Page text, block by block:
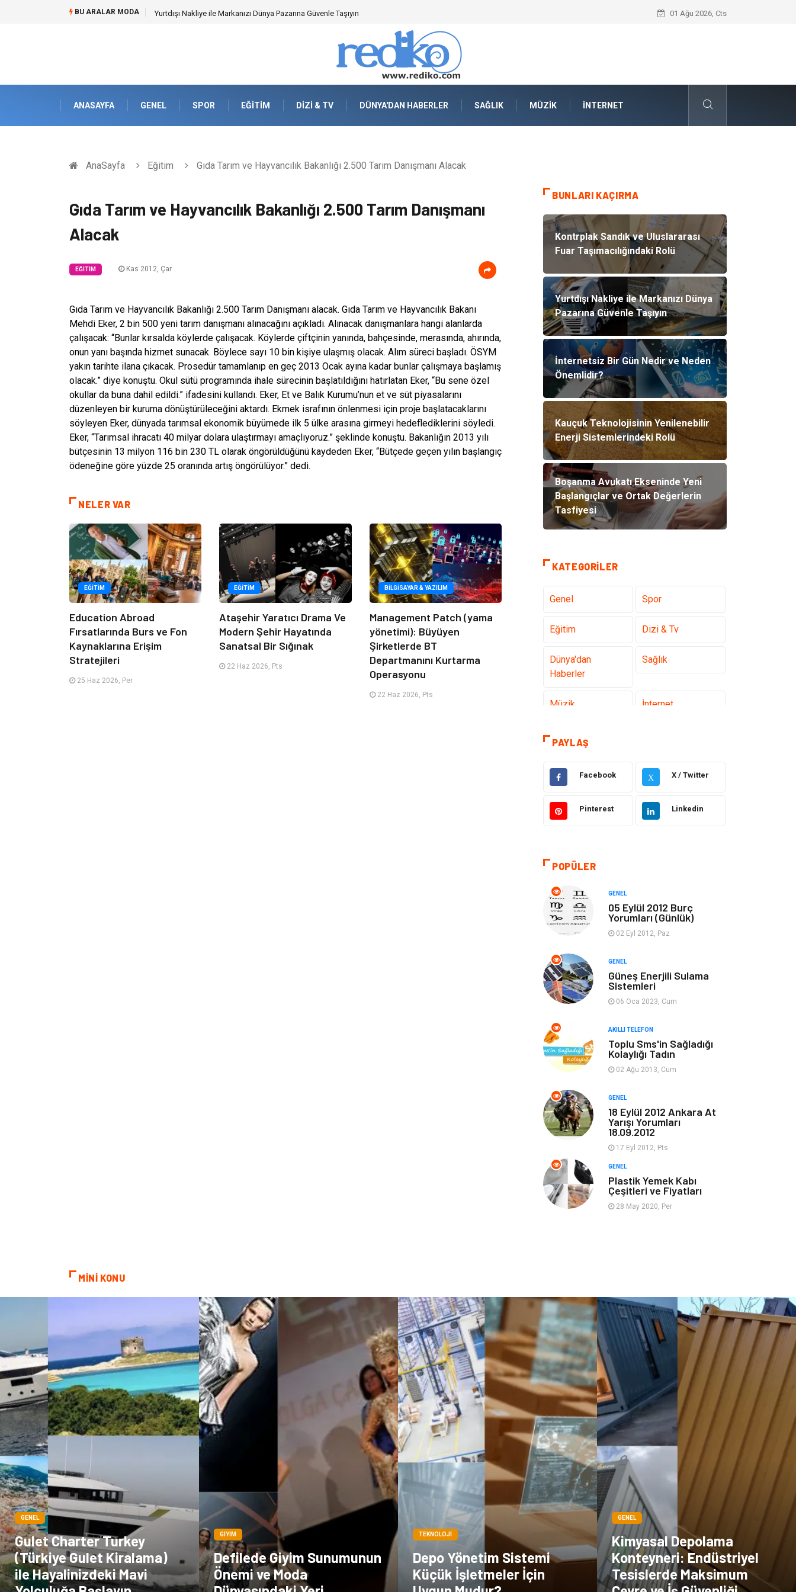
BU ARALAR MODA Yurtdışı Nakliye ile Markanızı Dünya Pazarına Güvenle Taşıyın İnternetsiz Bir Gün Nedir ve Neden
01 Ağu 2026, Cts
ANASAYFA GENEL SPOR EĞITIM DIZI & TV DÜNYA'DAN HABERLER SAĞLIK MÜZIK İNTERNET
AnaSayfa Eğitim Gıda Tarım ve Hayvancılık Bakanlığı 2.500 Tarım Danışmanı Alacak
Gıda Tarım ve Hayvancılık Bakanlığı 2.500 Tarım Danışmanı
Alacak
EĞITIM Kas 2012, Çar
Gıda Tarım ve Hayvancılık Bakanlığı 2.500 Tarım Danışmanı alacak. Gıda Tarım ve Hayvancılık Bakanı
Mehdi Eker, 2 bin 500 yeni tarım danışmanı alınacağını açıkladı. Alınacak danışmanlara hangi alanlarda
çalışacak: “Bunlar kırsalda köylerde çalışacak. Köylerde çiftçinin yanında, bahçesinde, merasında, ahırında,
onun yanı başında hizmet sunacak. Böylece sayı 10 bin kişiye ulaşmış olacak. Alım süreci başladı. ÖSYM
yakın tarihte ilana çıkacak. Prosedür tamamlanıp en geç 2013 Ocak ayına kadar bunlar çalışmaya başlamış
olacak.” diye konuştu. Okul sütü programında ihale sürecinin başlatıldığını hatırlatan Eker, “Bu sene özel
okullar da buna dahil edildi.” ifadesini kullandı. Eker, Et ve Balık Kurumu’nun et ve süt piyasalarını
düzenleyen bir kuruma dönüştürüleceğini aktardı. Ekmek israfının önlenmesi için proje başlatacaklarını
söyleyen Eker, dünyada tarımsal ekonomik büyümede ilk 5 ülke arasına girmeyi hedeflediklerini söyledi.
Eker, “Tarımsal ihracatı 40 milyar dolara ulaştırmayı amaçlıyoruz.” şeklinde konuştu. Bakanlığın 2013 yılı
bütçesinin 13 milyon 116 bin 230 TL olarak öngörüldüğünü kaydeden Eker, “Bütçede geçen yılın başlangıç
ödeneğine göre yüzde 25 oranında artış öngörülüyor.” dedi.
NELER VAR
EĞITIM
Education Abroad
Fırsatlarında Burs ve Fon
Kaynaklarına Erişim
Stratejileri
25 Haz 2026, Per
EĞITIM
Ataşehir Yaratıcı Drama Ve
Modern Şehir Hayatında
Sanatsal Bir Sığınak
22 Haz 2026, Pts
BILGISAYAR & YAZILIM
Management Patch (yama
yönetimi): Büyüyen
Şirketlerde BT
Departmanını Kurtarma
Operasyonu
22 Haz 2026, Pts
BUNLARI KAÇIRMA
Kontrplak Sandık ve Uluslararası
Fuar Taşımacılığındaki Rolü
Yurtdışı Nakliye ile Markanızı Dünya
Pazarına Güvenle Taşıyın
İnternetsiz Bir Gün Nedir ve Neden
Önemlidir?
Kauçuk Teknolojisinin Yenilenebilir
Enerji Sistemlerindeki Rolü
Boşanma Avukatı Ekseninde Yeni
Başlangıçlar ve Ortak Değerlerin
Tasfiyesi
KATEGORILER
Genel Spor
Eğitim Dizi & Tv
Dünya'dan
Haberler
Sağlık
Müzik İnternet
Ülkemizden
Haberler
Teknoloji Kültür ve Sanat
Akıllı Telefon Yaşam
Ekonomi
Elektrik Elektronik
Tanıtıcı Reklam Alışveriş
Hukuk
Dekorasyon Tatil
Makine
Yazılım
Güzellik & Bakım Magazin Dünyası
Organizasyon
Hizmet Otomotiv
Bebek Giyim
PAYLAŞ
Facebook X X / Twitter
Pinterest Linkedin
POPÜLER
GENEL
05 Eylül 2012 Burç
Yorumları (Günlük)
02 Eyl 2012, Paz
GENEL
Güneş Enerjili Sulama
Sistemleri
06 Oca 2023, Cum
AKILLI TELEFON
Toplu Sms'in Sağladığı
Kolaylığı Tadın
02 Ağu 2013, Cum
GENEL
18 Eylül 2012 Ankara At
Yarışı Yorumları
18.09.2012
17 Eyl 2012, Pts
GENEL
Plastik Yemek Kabı
Çeşitleri ve Fiyatları
28 May 2020, Per
MİNİ KONU
GENEL
Gulet Charter Turkey
(Türkiye Gulet Kiralama)
ile Hayalinizdeki Mavi
GIYIM
Defilede Giyim Sunumunun
Önemi ve Moda
TEKNOLOJI
Depo Yönetim Sistemi
Küçük İşletmeler İçin
GENEL
Kimyasal Depolama
Konteyneri: Endüstriyel
Tesislerde Maksimum